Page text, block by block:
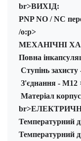
br>ВИХІД:
PNP NO / NC
/o:p>
МЕХАНІЧНІ
Повна
Ступінь захисту
З'єднання - M12
Матеріал
br>
Температурний
Температурний